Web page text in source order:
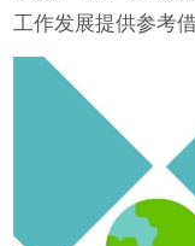
工作发展提供参考